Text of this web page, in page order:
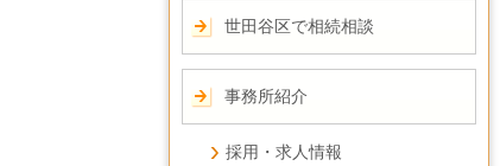
世田谷区で相続相談
事務所紹介
採用・求人情報